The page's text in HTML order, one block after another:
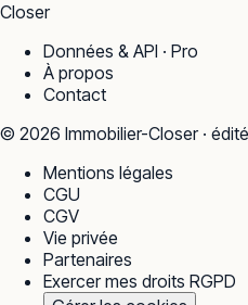
Closer
Données & API · Pro
À propos
Contact
© 2026 Immobilier-Closer ·
Mentions légales
CGU
CGV
Vie privée
Partenaires
Exercer mes droits RGPD